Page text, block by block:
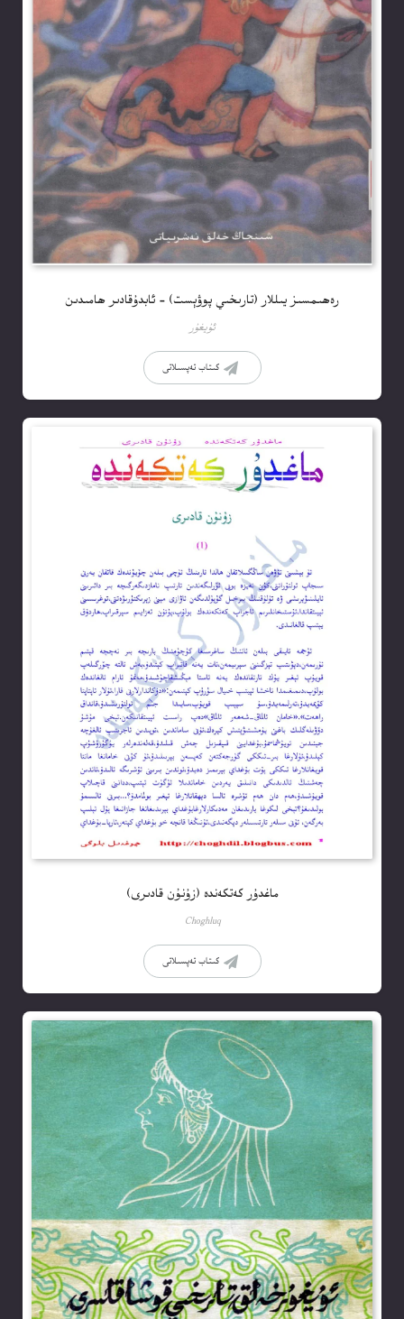
رەھىمسىز يىللار (تارىخىي پوۋېست) – ئابدۇقادىر ھامىدىن
ئۇيغۇر
كىتاب تەپسىلاتى
ماغدۇر كەتكەندە (زۇنۇن قادىرى)
Choghluq
كىتاب تەپسىلاتى